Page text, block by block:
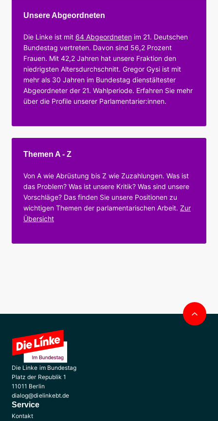
Unsere Abgeordneten
Die Linke ist mit 64 Abgeordneten im 21. Deutschen
Bundestag vertreten. Davon sind 56,2 Prozent
Frauen. Mit 42,2 Jahren hat unsere Fraktion den
niedrigsten Altersdurchschnitt. Gregor Gysi ist mit
mehr als 30 Jahren im Bundestag dienstältester
Abgeordneter der 21. Wahlperiode. Erfahren Sie mehr
über die Profile unserer Parlamentarier:innen.
Themen A - Z
Von A wie Abrüstung bis Z wie Zuzahlungen. Was ist
das Problem? Was ist unsere Kritik? Was sind unsere
Vorschläge? Das finden Sie unsere Positionen zu
wichtigen Themen der parlamentarischen Arbeit. Zur
Übersicht
Die Linke im Bundestag
Platz der Republik 1
11011 Berlin
dialog@dielinkebt.de
Service
Kontakt